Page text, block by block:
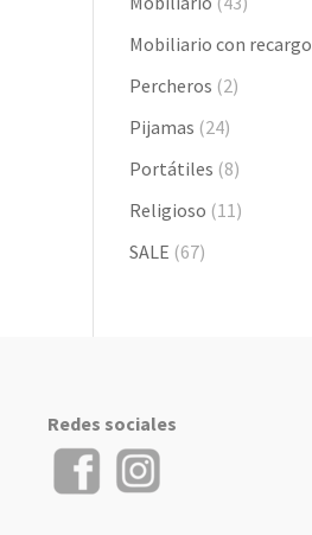
Mobiliario con recargo
Percheros (2)
Pijamas (24)
Portátiles (8)
Religioso (11)
SALE (67)
Redes sociales